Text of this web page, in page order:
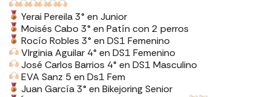
Yerai Pereila 3° en Junior
Moisés Cabo 3° en Patín con 2 perros
Rocío Robles 3° en DS1 Femenino
VIrginia Aguilar 4° en DS1 Femenino
José Carlos Barrios 4° en DS1 Masculino
EVA Sanz 5 en Ds1 Fem
Juan García 3° en Bikejoring Senior